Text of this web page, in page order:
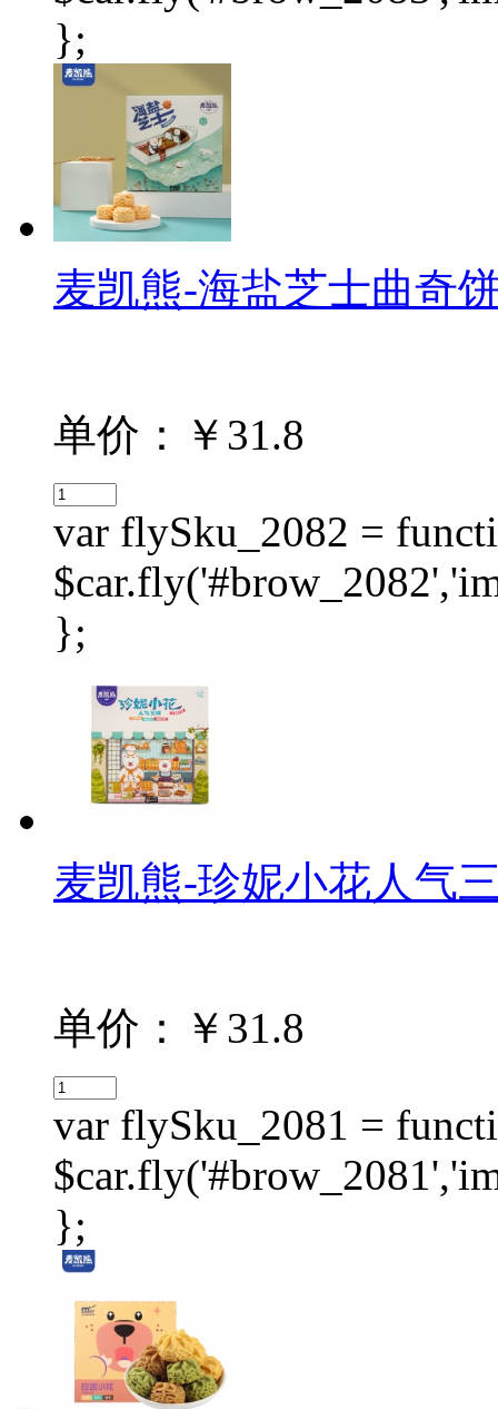
};
麦凯熊-海盐芝士曲奇
单价：￥31.8
var flySku_2082 =
};
麦凯熊-珍妮小花人气
单价：￥31.8
var flySku_2081 =
};